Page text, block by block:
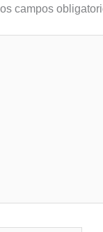
campos